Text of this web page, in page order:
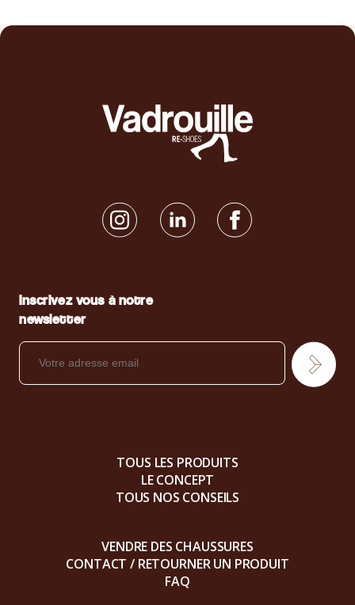
Inscrivez vous à notre
newsletter
TOUS LES PRODUITS
LE CONCEPT
TOUS NOS CONSEILS
VENDRE DES CHAUSSURES
CONTACT / RETOURNER UN PRODUIT
FAQ